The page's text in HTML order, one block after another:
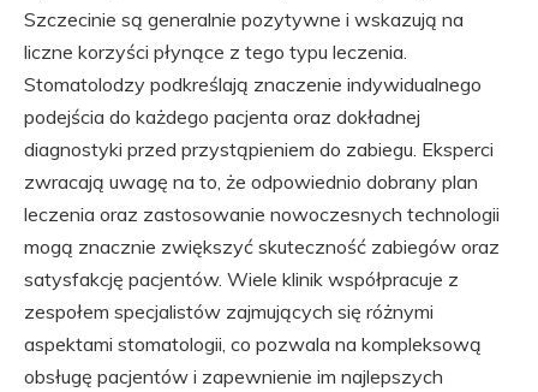
Szczecinie są generalnie pozytywne i wskazują na
liczne korzyści płynące z tego typu leczenia.
Stomatolodzy podkreślają znaczenie indywidualnego
podejścia do każdego pacjenta oraz dokładnej
diagnostyki przed przystąpieniem do zabiegu. Eksperci
zwracają uwagę na to, że odpowiednio dobrany plan
leczenia oraz zastosowanie nowoczesnych technologii
mogą znacznie zwiększyć skuteczność zabiegów oraz
satysfakcję pacjentów. Wiele klinik współpracuje z
zespołem specjalistów zajmujących się różnymi
aspektami stomatologii, co pozwala na kompleksową
obsługę pacjentów i zapewnienie im najlepszych